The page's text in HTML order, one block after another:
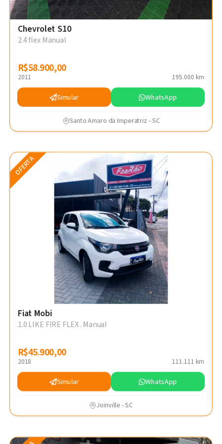
Chevrolet S10
2.4 flex Manual
R$58.900,00
R$58.900,00
2011 195.000 km
Simular WhatsApp
Santo Amaro da Imperatriz - SC
OFERTA
Fiat Mobi
1.0 LIKE FIRE FLEX . Manual
R$45.900,00
R$45.900,00
2018 111.111 km
Simular WhatsApp
Joinville - SC